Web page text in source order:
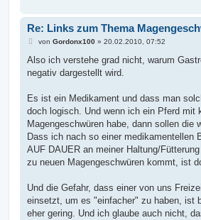
Re: Links zum Thema
B
i
r
von Gordonx100» 20.02.2010, 07:52
Also ich verstehe grad nicht, warum
negativ dargestellt wird.
Es ist ein Medikament und dass man
doch logisch. Und wenn ich ein Pferd mit
Magengeschwüren habe, dann sollen
Dass ich nach so einer medikamentellen
AUF DAUER an meiner Haltung/
zu neuen Magengeschwüren kommt, ist
Und die Gefahr, dass einer von uns
einsetzt, um es "einfacher" zu haben, ist
eher gering. Und ich glaube auch nicht,